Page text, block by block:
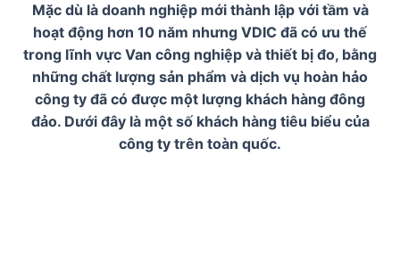
Mặc dù là doanh nghiệp mới thành lập với tầm và
hoạt động hơn 10 năm nhưng VDIC đã có ưu thế
trong lĩnh vực Van công nghiệp và thiết bị đo, bằng
những chất lượng sản phẩm và dịch vụ hoàn hảo
công ty đã có được một lượng khách hàng đông
đảo. Dưới đây là một số khách hàng tiêu biểu của
công ty trên toàn quốc.